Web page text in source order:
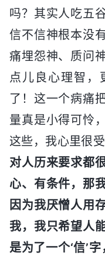
吗？其实人吃五
信不信神根本没
痛埋怨神、质问
点儿良心理智，
了！这一个病痛
量真是小得可怜
这些，我心里很
对人历来要求都
心、有条件，那
因为我厌憎人用
我，我只希望人
是为了一个‘信’字